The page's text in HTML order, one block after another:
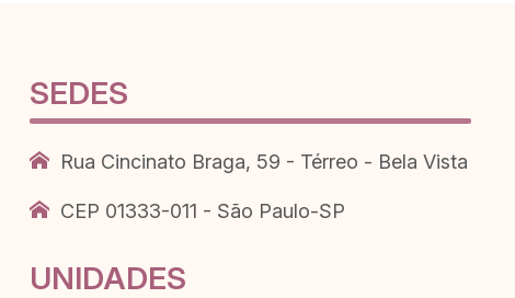
SEDES
Rua Cincinato Braga, 59 - Térreo - Bela Vista
CEP 01333-011 - São Paulo-SP
UNIDADES